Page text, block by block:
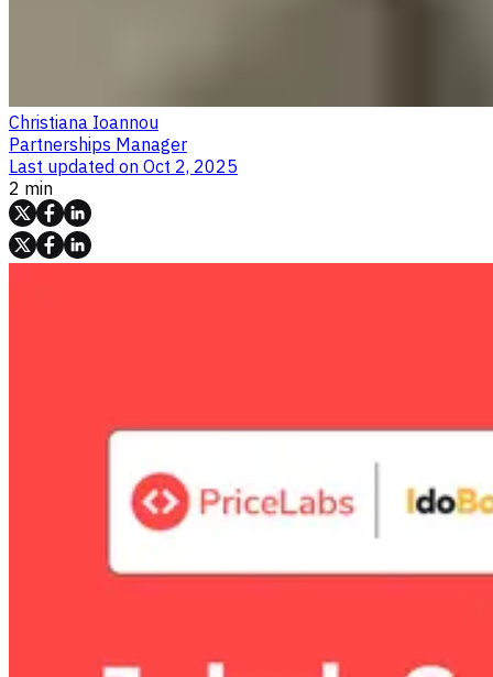
Christiana Ioannou
Partnerships Manager
Last updated on Oct 2, 2025
2 min